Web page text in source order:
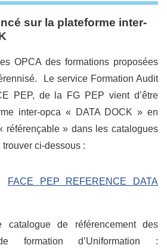
sur la plateforme inter-
OPCA des formations proposées
Le service Formation Audit
PEP, de la FG PEP vient d’être
inter-opca « DATA DOCK » en
référençable » dans les catalogues
ci-dessous :
FACE PEP REFERENCE DATA
de référencement des
formation d’Uniformation :